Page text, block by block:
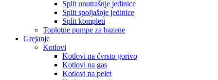
Split unutrašnje jedinice
Split spoljašnje jedinice
Split kompleti
Toplotne pumpe za bazene
Grejanje
Kotlovi
Kotlovi na čvrsto gorivo
Kotlovi na gas
Kotlovi na pelet